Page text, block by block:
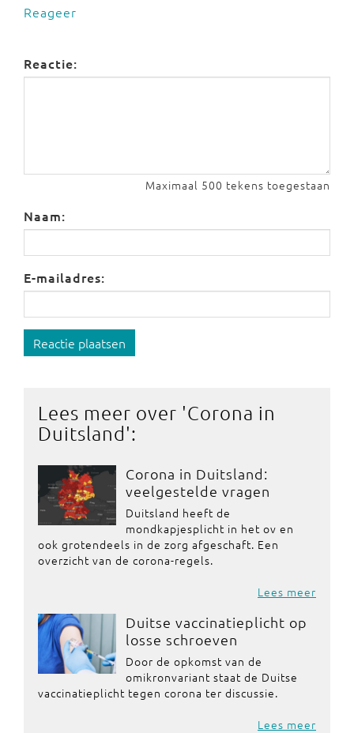
Reageer
Reactie:
Maximaal 500 tekens toegestaan
Naam:
E-mailadres:
Reactie plaatsen
Lees meer over 'Corona in
Duitsland':
Corona in Duitsland:
veelgestelde vragen
Duitsland heeft de
mondkapjesplicht in het ov en
ook grotendeels in de zorg afgeschaft. Een
overzicht van de corona-regels.
Lees meer
Duitse vaccinatieplicht op
losse schroeven
Door de opkomst van de
omikronvariant staat de Duitse
vaccinatieplicht tegen corona ter discussie.
Lees meer